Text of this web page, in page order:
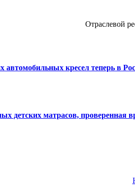
Отраслевой
автомобильных кресел теперь в
детских матрасов, проверенная